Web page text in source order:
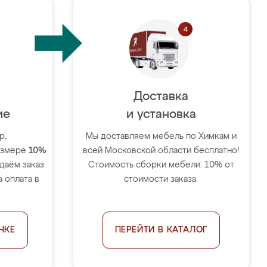
10%
заказ
оплата в
Доставка
и установка
Мы доставляем мебель по Химкам и
всей Московской области бесплатно!
Стоимость сборки мебели: 10% от
стоимости заказа.
ПЕРЕЙТИ В КАТАЛОГ